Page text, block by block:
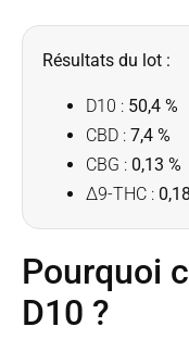
Résultats du lot :
D10 : 50,4 %
CBD : 7,4 %
CBG : 0,13 %
Δ9-THC :
Pourquoi
D10 ?